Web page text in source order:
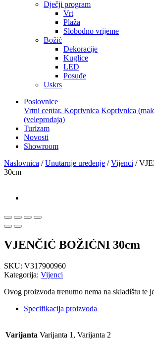
Dječji program
Vrt
Plaža
Slobodno vrijeme
Božić
Dekoracije
Kuglice
LED
Posuđe
Uskrs
Poslovnice
Vrtni centar, Koprivnica Koprivnica
(veleprodaja)
Turizam
Novosti
Showroom
Naslovnica /Unutarnje uređenje /Vijenci /
30cm
VJENČIĆ BOŽIĆNI 30cm
SKU: V317900960
Kategorija: Vijenci
Ovog proizvoda trenutno nema na skladištu te
Specifikacija proizvoda
Varijanta Varijanta 1, Varijanta 2